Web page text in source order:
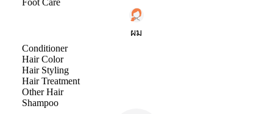
Foot Care
ผม
Conditioner
Hair Color
Hair Styling
Hair Treatment
Other Hair
Shampoo